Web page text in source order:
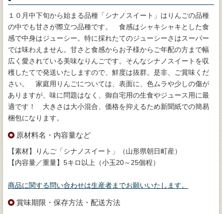
１０月中下旬から始まる品種「シナノスイート」はりんごの品種
の中でも甘さが際立つ品種です。 食感はシャキシャキとした食
感で中身はジューシー。特に採れたてのジューシーさはスーパー
では味わえません。甘さと食感からお子様からご年配の方まで幅
広く愛されている美味なりんごです。そんなシナノスイートを収
穫したてで発送いたしますので、鮮度は抜群。是非、ご賞味くだ
さい。 家庭用りんごについては、表面に、色ムラや少しの傷が
ありますが、味に問題はなく、御自宅用の生食やジュース用に最
適です！ 大きさは大小混合、価格を抑えるため新聞紙での簡易
梱包になります。
原材料名・内容量など
【素材】りんご「シナノスイート」（山形県朝日町産）
【内容量／重量】5キロ以上（小玉20～25個程）
商品に関する問い合わせは生産者までお願いいたします。
賞味期限・保存方法・配送方法